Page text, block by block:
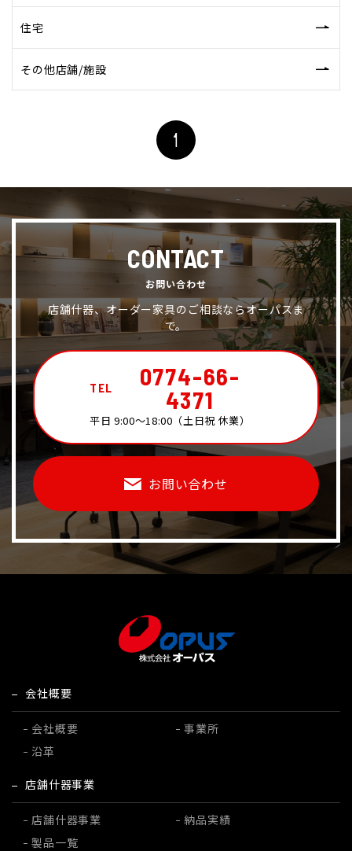
住宅
その他店舗/施設
CONTACT
お問い合わせ
店舗什器、オーダー家具のご相談ならオーパスま
で。
TEL
0774-66-
4371
平日 9:00～18:00（土日祝 休業）
お問い合わせ
会社概要
会社概要
事業所
沿革
店舗什器事業
店舗什器事業
納品実績
製品一覧